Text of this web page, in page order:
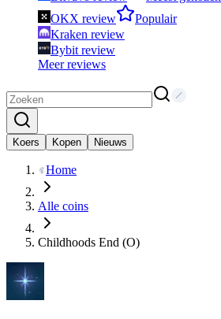
OKX review
Populair
Kraken review
Bybit review
Meer reviews
Koers Kopen Nieuws
Home
Alle coins
Childhoods End (O)